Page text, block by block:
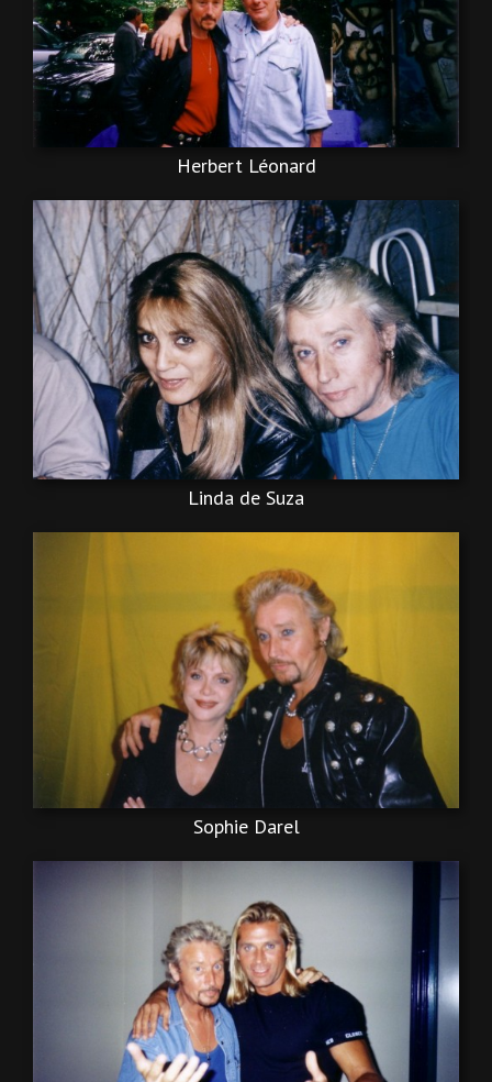
Herbert Léonard
Linda de Suza
Sophie Darel